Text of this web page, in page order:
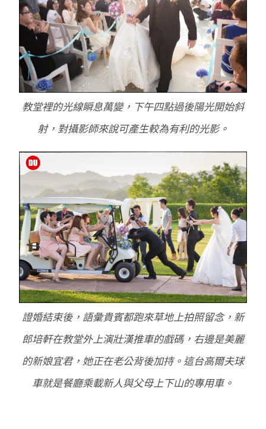
教堂裡的光線瞬息萬變，下午四點過後陽光開始斜
射，對攝影師來說可產生較為有利的光影。
證婚結束後，語彙貴賓都跑來草地上拍照留念，新
郎培軒在教堂外上演壯漢推車的戲碼，右邊是美麗
的新娘宜君，她正在老公背後加持。這台高爾夫球
車就是餐廳乘載新人與父母上下山的專用車。